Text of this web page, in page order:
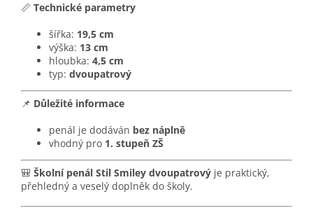
📏 Technické parametry
šířka: 19,5 cm
výška: 13 cm
hloubka: 4,5 cm
typ: dvoupatrový
📌 Důležité informace
penál je dodáván bez náplně
vhodný pro 1. stupeň ZŠ
🎒 Školní penál Stil Smiley dvoupatrový je praktický,
přehledný a veselý doplněk do školy.